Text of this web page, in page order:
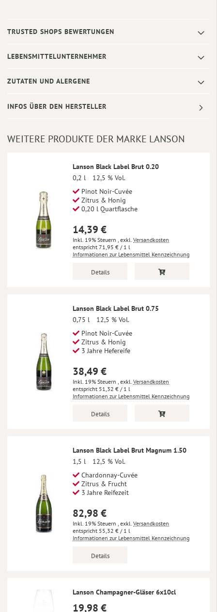
TRUSTED SHOPS BEWERTUNGEN
LEBENSMITTELUNTERNEHMER
ZUTATEN UND ALERGENE
INFOS ÜBER DEN HERSTELLER
WEITERE PRODUKTE DER MARKE LANSON
Lanson Black Label Brut 0.20
0,2 l
12,5 % Vol.
Pinot Noir-Cuvée
Zitrus & Honig
0,20 l Quartflasche
14,39 €
Inkl. 19% Steuern , exkl. Versandkosten
71,95 € / 1 l
Informationen zur Lebensmittel Kennzeichnung
Details
Lanson Black Label Brut 0.75
0,75 l
12,5 % Vol.
Pinot Noir-Cuvée
Zitrus & Honig
3 Jahre Hefereife
38,49 €
Inkl. 19% Steuern , exkl. Versandkosten
51,32 € / 1 l
Informationen zur Lebensmittel Kennzeichnung
Details
Lanson Black Label Brut Magnum 1.50
1,5 l
12,5 % Vol.
Chardonnay-Cuvée
Zitrus & Frucht
3 Jahre Reifezeit
82,98 €
Inkl. 19% Steuern , exkl. Versandkosten
55,32 € / 1 l
Informationen zur Lebensmittel Kennzeichnung
Details
Lanson Champagner-Gläser 6x10cl
19,98 €